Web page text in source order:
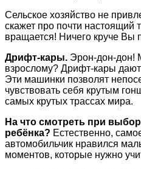
Сельское хозяйство не
скажет про почти настоящий
вращается! Ничего круче Вы
Дрифт-кары. Эрон-дон-дон!
взрослому? Дрифт-кары
Эти машинки позволят
чувствовать себя крутым
самых крутых трассах мира.
На что смотреть при
ребёнка? Естественно,
автомобильчик нравился
моментов, которые нужно